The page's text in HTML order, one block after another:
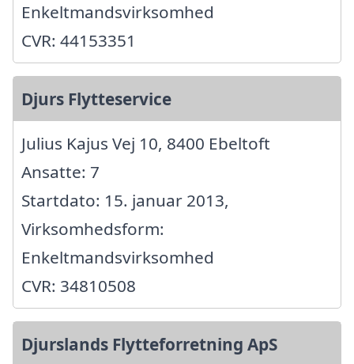
Enkeltmandsvirksomhed
CVR: 44153351
Djurs Flytteservice
Julius Kajus Vej 10, 8400 Ebeltoft
Ansatte: 7
Startdato: 15. januar 2013,
Virksomhedsform:
Enkeltmandsvirksomhed
CVR: 34810508
Djurslands Flytteforretning ApS